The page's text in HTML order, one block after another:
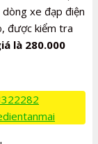
dòng xe đạp điện
được kiểm tra
là 280.000